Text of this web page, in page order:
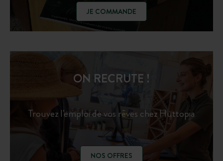
JE COMMANDE
ON RECRUTE !
Trouvez l'emploi de vos rêves chez Huttopia
NOS OFFRES